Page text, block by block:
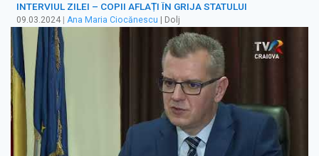
INTERVIUL ZILEI – COPII AFLAȚI ÎN GRIJA STATULUI
09.03.2024 Ana Maria Ciocănescu | Dolj